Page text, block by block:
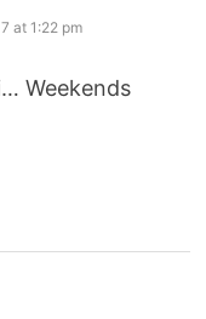
at 1:22 pm
Weekends